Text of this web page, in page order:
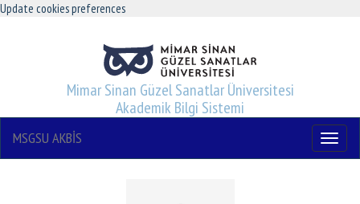
Update cookies preferences
Mimar Sinan Güzel Sanatlar Üniversitesi
Akademik Bilgi Sistemi
Menu
MSGSU AKBİS